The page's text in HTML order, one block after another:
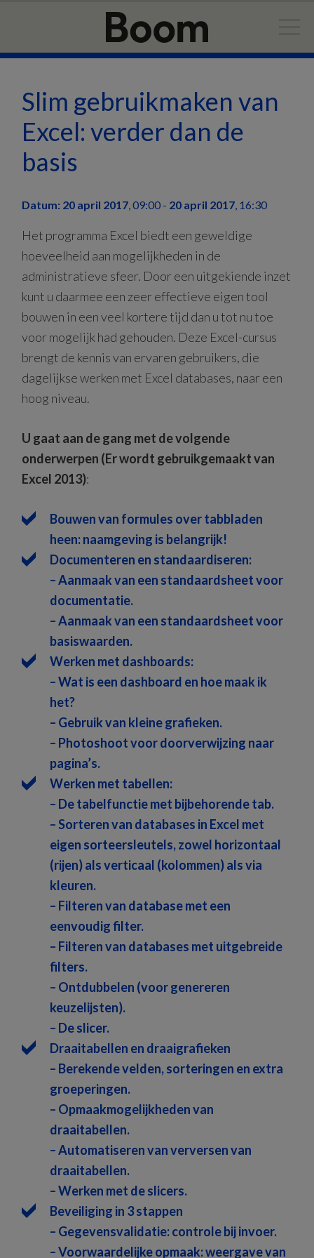
de
inhoud
de
sidebarSlim gebruikmaken van
Excel: verder dan de
basis
Datum: 20 april 2017,09:00 - 20 april 2017, 16:30
Het programma Excel biedt een geweldige
hoeveelheid aan mogelijkheden in de
administratieve sfeer. Door een uitgekiende inzet
kunt u daarmee een zeer effectieve eigen tool
bouwen in een veel kortere tijd dan u tot nu toe
voor mogelijk had gehouden. Deze Excel-cursus
brengt de kennis van ervaren gebruikers, die
dagelijkse werken met Excel databases, naar een
hoog niveau.
U gaat aan de gang met de volgende
onderwerpen (Er wordt gebruikgemaakt van
Excel 2013):
Bouwen van formules over tabbladen
heen: naamgeving is belangrijk!
Documenteren en standaardiseren:
– Aanmaak van een standaardsheet voor
documentatie.
– Aanmaak van een standaardsheet voor
basiswaarden.
Werken met dashboards:
– Wat is een dashboard en hoe maak ik
het?
– Gebruik van kleine grafieken.
– Photoshoot voor doorverwijzing naar
pagina’s.
Werken met tabellen:
– De tabelfunctie met bijbehorende tab.
– Sorteren van databases in Excel met
eigen sorteersleutels, zowel horizontaal
(rijen) als verticaal (kolommen) als via
kleuren.
– Filteren van database met een
eenvoudig filter.
– Filteren van databases met uitgebreide
filters.
– Ontdubbelen (voor genereren
keuzelijsten).
– De slicer.
Draaitabellen en draaigrafieken
– Berekende velden, sorteringen en extra
groeperingen.
– Opmaakmogelijkheden van
draaitabellen.
– Automatiseren van verversen van
draaitabellen.
– Werken met de slicers.
Beveiliging in 3 stappen
– Gegevensvalidatie: controle bij invoer.
– Voorwaardelijke opmaak: weergave van